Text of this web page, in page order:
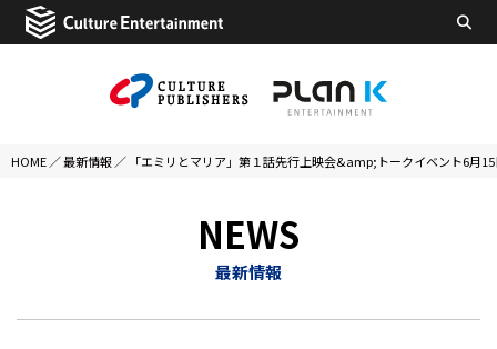
HOME ／最新情報 ／ 「エミリとマリア」第１話先行上映会&amp;トークイベント6月
NEWS
最新情報